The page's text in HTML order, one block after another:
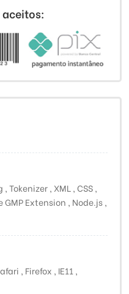
, XML , CSS ,
GMP Extension , Node.js ,
, Firefox , IE11 ,